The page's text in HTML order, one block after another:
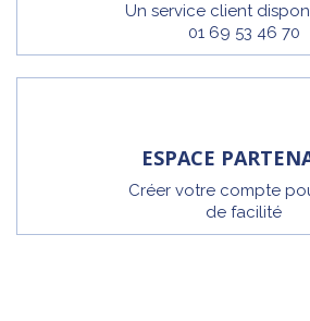
Un service client
01 69 53 46 70
ESPACE
Créer votre compte
de facilité